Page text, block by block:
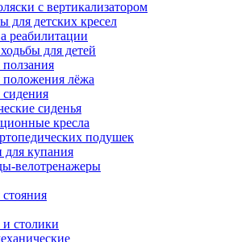
с вертикализатором
для детских кресел
реабилитации
для детей
лёжа
сиденья
кресла
подушек
для купания
велотренажеры
и столики